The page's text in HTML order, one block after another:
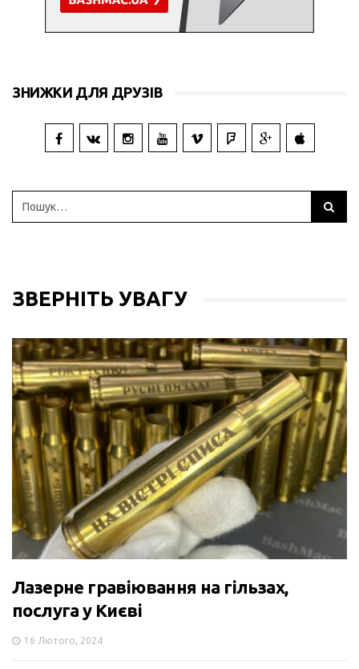
ЗНИЖКИ ДЛЯ ДРУЗІВ
ЗВЕРНІТЬ УВАГУ
Лазерне гравіювання на гільзах,
послуга у Києві
16 Лютого, 2024